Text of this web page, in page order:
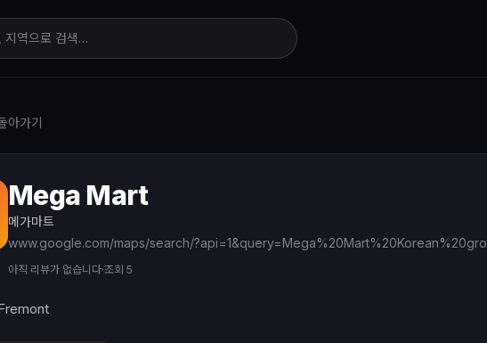
아가기
Mega Mart
메가마트
아직 리뷰가 없습니다·조회 5